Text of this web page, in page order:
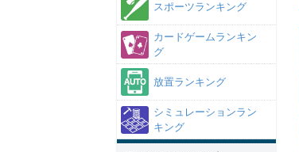
スポーツランキング
カードゲームランキン
グ
放置ランキング
シミュレーションラン
キング